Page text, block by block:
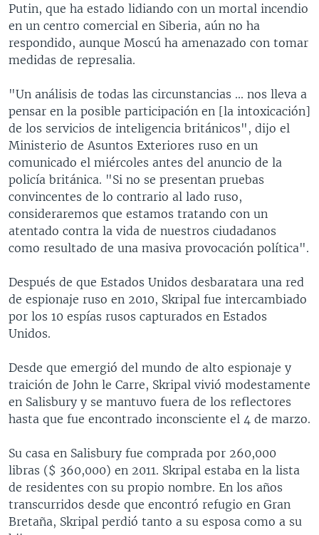
Putin, que ha estado lidiando con un mortal incendio
en un centro comercial en Siberia, aún no ha
respondido, aunque Moscú ha amenazado con tomar
medidas de represalia.
"Un análisis de todas las circunstancias ... nos lleva a
pensar en la posible participación en [la intoxicación]
de los servicios de inteligencia británicos", dijo el
Ministerio de Asuntos Exteriores ruso en un
comunicado el miércoles antes del anuncio de la
policía británica. "Si no se presentan pruebas
convincentes de lo contrario al lado ruso,
consideraremos que estamos tratando con un
atentado contra la vida de nuestros ciudadanos
como resultado de una masiva provocación política".
Después de que Estados Unidos desbaratara una red
de espionaje ruso en 2010, Skripal fue intercambiado
por los 10 espías rusos capturados en Estados
Unidos.
Desde que emergió del mundo de alto espionaje y
traición de John le Carre, Skripal vivió modestamente
en Salisbury y se mantuvo fuera de los reflectores
hasta que fue encontrado inconsciente el 4 de marzo.
Su casa en Salisbury fue comprada por 260,000
libras ($ 360,000) en 2011. Skripal estaba en la lista
de residentes con su propio nombre. En los años
transcurridos desde que encontró refugio en Gran
Bretaña, Skripal perdió tanto a su esposa como a su